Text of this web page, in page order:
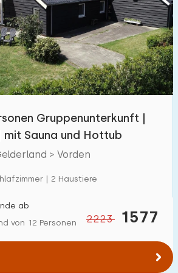
50
73
134
107
€ 0 — € 1000+
Gruppenunterkunft |
mit Sauna und Hottub
> Vorden
| 2 Haustiere
2223 1577
ab
von 12 Personen